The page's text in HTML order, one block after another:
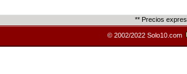
** Precios
© 2002/2022 Solo10.com